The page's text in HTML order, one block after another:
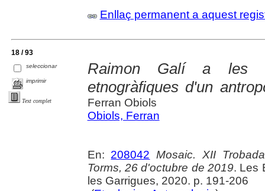
Enllaç permanent a aquest
18 / 93
seleccionar
imprimir
Text complet
Raimon Galí a les
etnogràfiques d'un
Ferran Obiols
Obiols, Ferran
En: 208042 Mosaic. XII
Torms, 26 d'octubre de 2019. Les
les Garrigues, 2020. p. 191-206